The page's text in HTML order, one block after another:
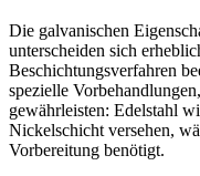
Die galvanischen
unterscheiden sich
Beschichtungsverfahren
spezielle
gewährleisten: Edelstahl
Nickelschicht versehen,
Vorbereitung benötigt.